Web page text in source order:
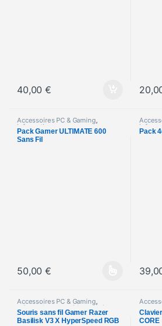
40,00€
Accessoires PC & Gaming,
Informatique
Pack Gamer ULTIMATE 600
Sans Fil
50,00€
Ce produit a plusieurs variations. Les
Pack
Accessoires PC & Gaming,
Informatique ,Matériels neufs
Souris sans fil Gamer Razer
Basilisk V3 X HyperSpeed RGB
CORE